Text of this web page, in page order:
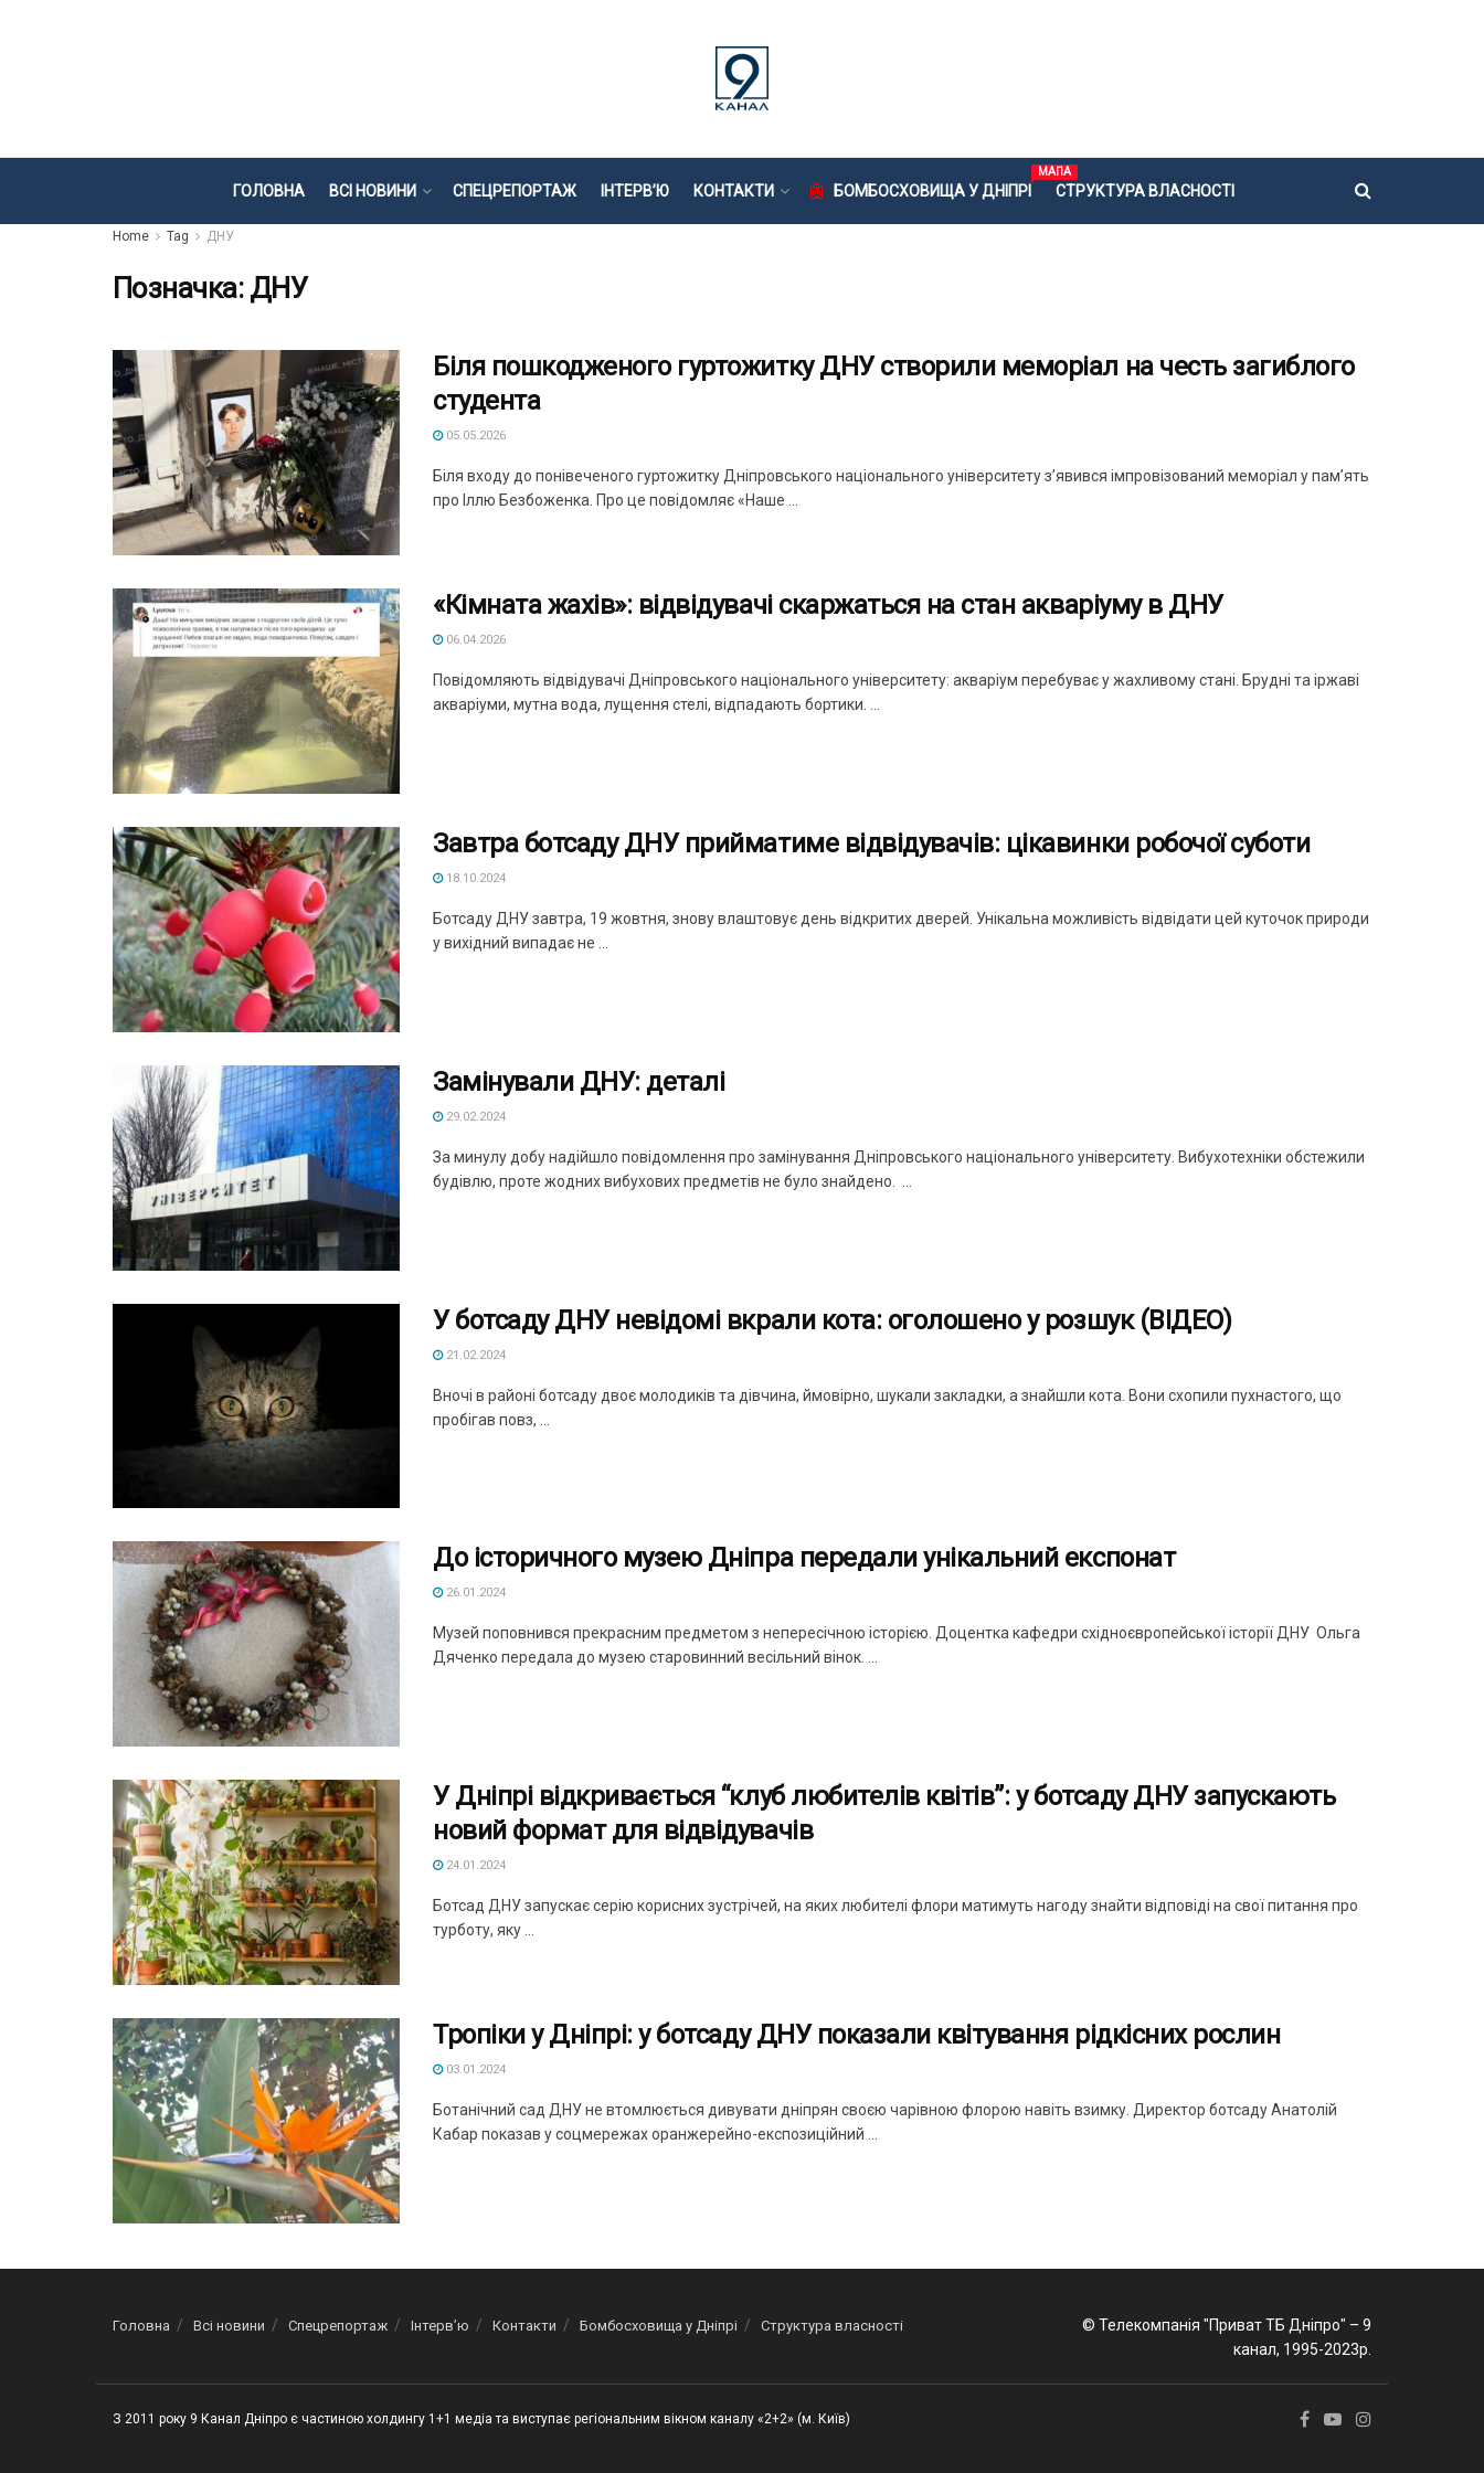
ГОЛОВНА ВСІ НОВИНИ СПЕЦРЕПОРТАЖ ІНТЕРВ’Ю КОНТАКТИ БОМБОСХОВИЩА У ДНІПРІ
МАПА
СТРУКТУРА ВЛАСНОСТІ
Home Tag ДНУ
Позначка: ДНУ
Біля пошкодженого гуртожитку ДНУ створили меморіал на честь загиблого
студента
05.05.2026
Біля входу до понівеченого гуртожитку Дніпровського національного університету з’явився імпровізований меморіал у пам’ять
про Іллю Безбоженка. Про це повідомляє «Наше ...
«Кімната жахів»: відвідувачі скаржаться на стан акваріуму в ДНУ
06.04.2026
Повідомляють відвідувачі Дніпровського національного університету: акваріум перебуває у жахливому стані. Брудні та іржаві
акваріуми, мутна вода, лущення стелі, відпадають бортики. ...
Завтра ботсаду ДНУ прийматиме відвідувачів: цікавинки робочої суботи
18.10.2024
Ботсаду ДНУ завтра, 19 жовтня, знову влаштовує день відкритих дверей. Унікальна можливість відвідати цей куточок природи
у вихідний випадає не ...
Замінували ДНУ: деталі
29.02.2024
За минулу добу надійшло повідомлення про замінування Дніпровського національного університету. Вибухотехніки обстежили
будівлю, проте жодних вибухових предметів не було знайдено. ...
У ботсаду ДНУ невідомі вкрали кота: оголошено у розшук (ВІДЕО)
21.02.2024
Вночі в районі ботсаду двоє молодиків та дівчина, ймовірно, шукали закладки, а знайшли кота. Вони схопили пухнастого, що
пробігав повз, ...
До історичного музею Дніпра передали унікальний експонат
26.01.2024
Музей поповнився прекрасним предметом з непересічною історією. Доцентка кафедри східноєвропейської історії ДНУ Ольга
Дяченко передала до музею старовинний весільний вінок. ...
У Дніпрі відкривається “клуб любителів квітів”: у ботсаду ДНУ запускають
новий формат для відвідувачів
24.01.2024
Ботсад ДНУ запускає серію корисних зустрічей, на яких любителі флори матимуть нагоду знайти відповіді на свої питання про
турботу, яку ...
Тропіки у Дніпрі: у ботсаду ДНУ показали квітування рідкісних рослин
03.01.2024
Ботанічний сад ДНУ не втомлюється дивувати дніпрян своєю чарівною флорою навіть взимку. Директор ботсаду Анатолій
Кабар показав у соцмережах оранжерейно-експозиційний ...
Головна Всі новини Спецрепортаж Інтерв’ю Контакти Бомбосховища у Дніпрі Структура власності
© Телекомпанія "Приват ТБ Дніпро" – 9
канал, 1995-2023р.
З 2011 року 9 Канал Дніпро є частиною холдингу 1+1 медіа та виступає регіональним вікном каналу «2+2» (м. Київ)